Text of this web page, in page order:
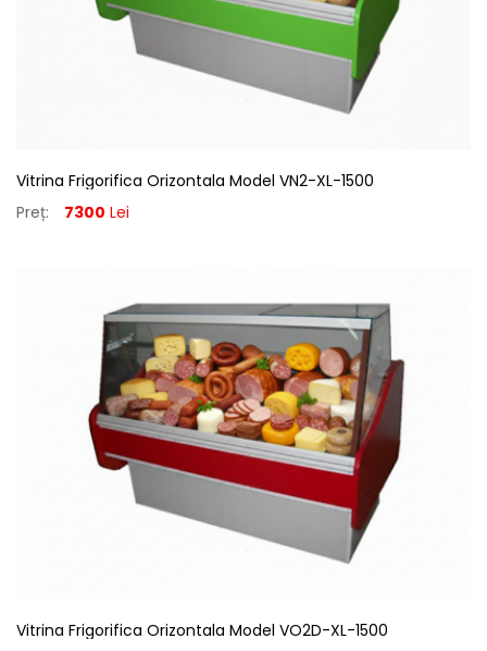
Vitrina Frigorifica Orizontala Model VN2-XL-1500
Preț:
7300 Lei
Vitrina Frigorifica Orizontala Model VO2D-XL-1500